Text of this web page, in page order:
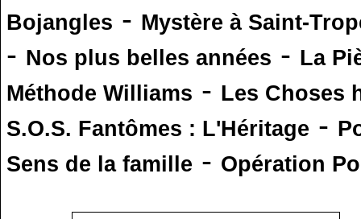
Bojangles - Mystère à Saint-
- Nos plus belles années - La
Méthode Williams - Les Choses
S.O.S. Fantômes : L'Héritage -
Sens de la famille - Opération